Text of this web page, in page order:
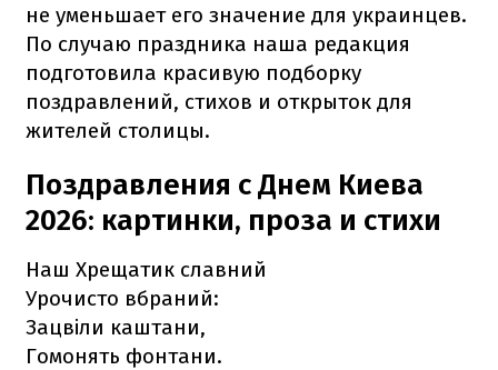
не уменьшает его значение для украинцев.
По случаю праздника наша редакция
подготовила красивую подборку
поздравлений, стихов и открыток для
жителей столицы.
Поздравления с Днем Киева
2026: картинки, проза и стихи
Наш Хрещатик славний
Урочисто вбраний:
Зацвіли каштани,
Гомонять фонтани.